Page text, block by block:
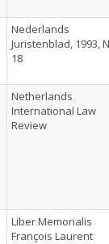
Nederlands
Juristenblad, 1993,
18
Netherlands
International Law
Review
Liber Memorialis
François Laurent